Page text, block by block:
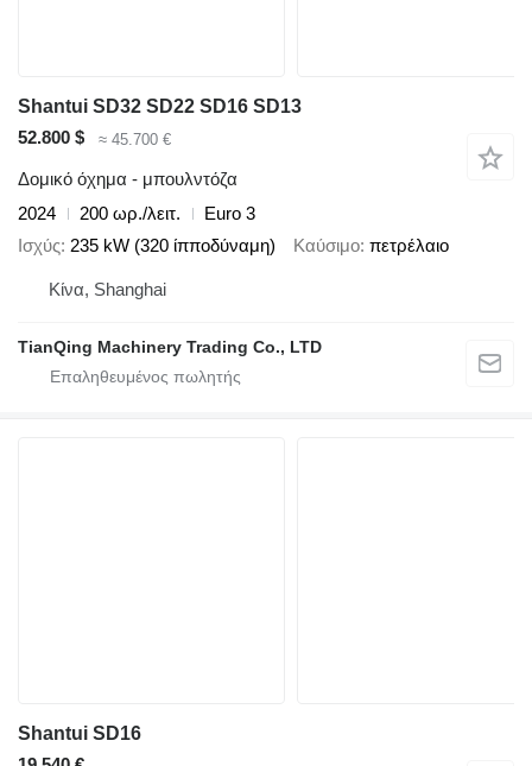
Shantui SD32 SD22 SD16 SD13
52.800 $
≈ 45.700 €
Δομικό όχημα - μπουλντόζα
2024
200 ωρ./λειτ.
Euro 3
Ισχύς 235 kW (320 ίπποδύναμη) Καύσιμο πετρέλαιο
Κίνα, Shanghai
TianQing Machinery Trading Co., LTD
Shantui SD16